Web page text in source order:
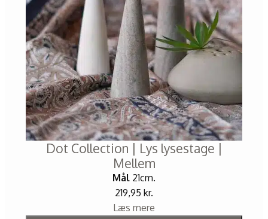
Dot Collection | Lys lysestage |
Mellem
Mål 21cm.
219,95 kr.
Læs mere